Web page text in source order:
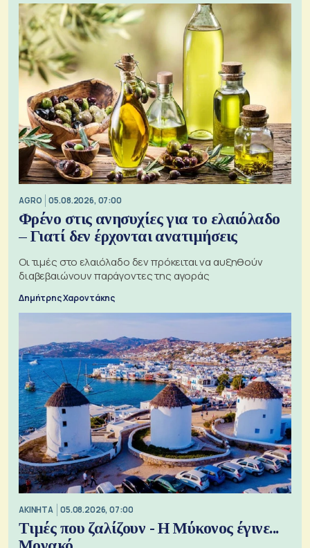
AGRO 05.08.2026, 07:00
Φρένο στις ανησυχίες για το ελαιόλαδο
– Γιατί δεν έρχονται ανατιμήσεις
Οι τιμές στο ελαιόλαδο δεν πρόκειται να αυξηθούν
διαβεβαιώνουν παράγοντες της αγοράς
Δημήτρης Χαροντάκης
ΑΚΙΝΗΤΑ 05.08.2026, 07:00
Τιμές που ζαλίζουν - Η Μύκονος έγινε...